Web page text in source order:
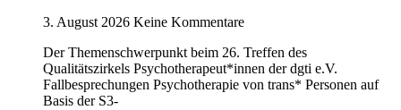
3. August 2026 Keine Kommentare
Der Themenschwerpunkt beim 26. Treffen des
Qualitätszirkels Psychotherapeut*innen der dgti e.V.
Fallbesprechungen Psychotherapie von trans* Personen auf
Basis der S3-